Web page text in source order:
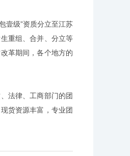
壹级”资质分立至江苏
重组、合并、分立等
革期间，各个地方的
法律、工商部门的团
货资源丰富，专业团